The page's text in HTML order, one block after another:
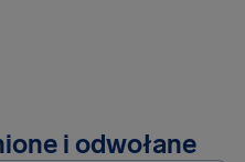
i odwołane